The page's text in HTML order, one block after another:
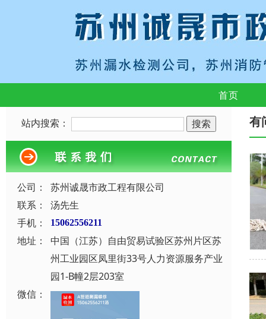
首页
站内搜索：
公司：
苏州诚晟市政工程有限公司
联系：
汤先生
手机：
15062556211
地址：
中国（江苏）自由贸易试验区苏州片区苏
州工业园区凤里街33号人力资源服务产业
园1-B幢2层203室
微信：
有